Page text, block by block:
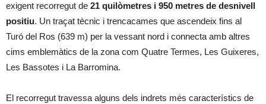
exigent recorregut de 21 quilòmetres i 950 metres de desnivell
positiu. Un traçat tècnic i trencacames que ascendeix fins al
Turó del Ros (639 m) per la vessant nord i connecta amb altres
cims emblemàtics de la zona com Quatre Termes, Les Guixeres,
Les Bassotes i La Barromina.
El recorregut travessa alguns dels indrets més característics de